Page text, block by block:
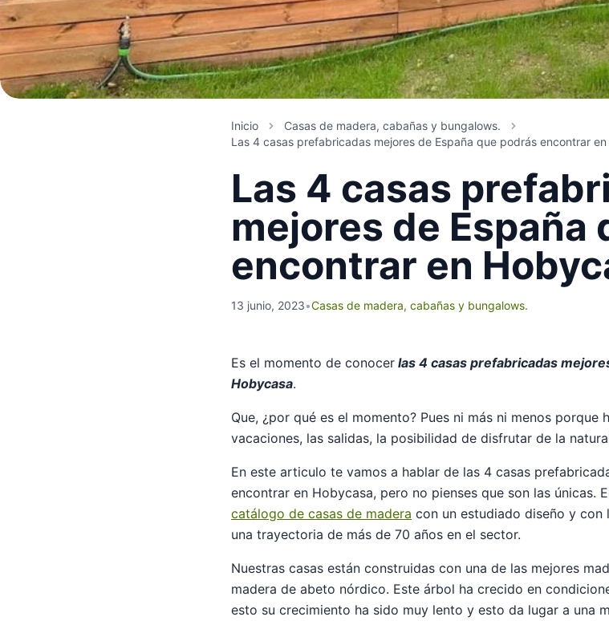
Inicio
Casas de madera, cabañas y bungalows.
Las 4 casas prefabricadas mejores de España que podrás encontrar
Las 4 casas
mejores de España
encontrar en
13 junio, 2023•Casas de madera, cabañas y bungalows.
Es el momento de conocer las 4 casas prefabricadas
Hobycasa.
Que, ¿por qué es el momento? Pues ni más ni menos
vacaciones, las salidas, la posibilidad de disfrutar de la
En este articulo te vamos a hablar de las 4 casas
encontrar en Hobycasa, pero no pienses que son las únicas.
catálogo de casas de madera con un estudiado diseño y con
una trayectoria de más de 70 años en el sector.
Nuestras casas están construidas con una de las mejores
madera de abeto nórdico. Este árbol ha crecido en
esto su crecimiento ha sido muy lento y esto da lugar a una